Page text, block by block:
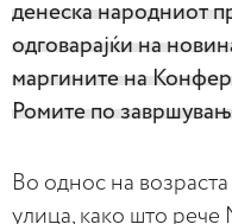
денеска народниот
одговарајќи на
маргините на
Ромите по
Во однос на
улица, како што